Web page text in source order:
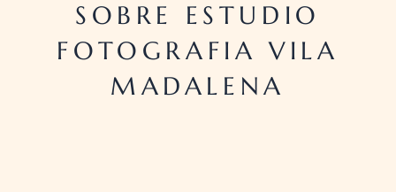
SOBRE ESTUDIO
FOTOGRAFIA VILA
MADALENA